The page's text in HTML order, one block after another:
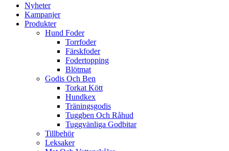
Nyheter
Kampanjer
Produkter
Hund Foder
Torrfoder
Färskfoder
Fodertopping
Blötmat
Godis Och Ben
Torkat Kött
Hundkex
Träningsgodis
Tuggben Och Råhud
Tuggvänliga Godbitar
Tillbehör
Leksaker